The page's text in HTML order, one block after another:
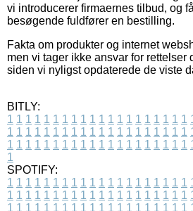
vi introducerer firmaernes tilbud, og
besøgende fuldfører en bestilling.
Fakta om produkter og internet
men vi tager ikke ansvar for rettelser
siden vi nyligst opdaterede de viste
BITLY:
1 1 1 1 1 1 1 1 1 1 1 1 1 1 1 1 1 1 1 1
1 1 1 1 1 1 1 1 1 1 1 1 1 1 1 1 1 1 1 1
1 1 1 1 1 1 1 1 1 1 1 1 1 1 1 1 1 1 1 1
1
SPOTIFY:
1 1 1 1 1 1 1 1 1 1 1 1 1 1 1 1 1 1 1 1
1 1 1 1 1 1 1 1 1 1 1 1 1 1 1 1 1 1 1 1
1 1 1 1 1 1 1 1 1 1 1 1 1 1 1 1 1 1 1 1